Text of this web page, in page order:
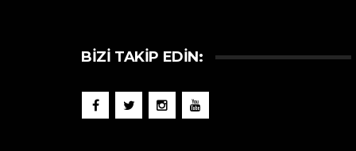
BIZI TAKIP EDIN: